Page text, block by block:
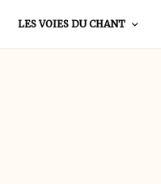
LES VOIES DU CHANT